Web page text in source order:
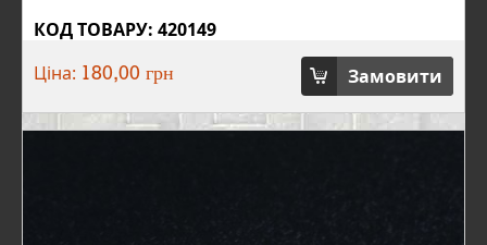
КОД ТОВАРУ: 420149
Ціна: 180,00 грн Замовити